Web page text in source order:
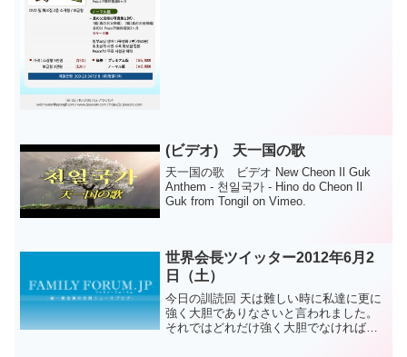
(ビデオ) 天一国の歌
天一国の歌 ビデオ New Cheon Il Guk
Anthem - 천일국가 - Hino do Cheon Il
Guk from Tongil on Vimeo.
世界会長ツイッター2012年6月2
日（土）
今日の訓読回 天は難しい時に私達に更に
強く大胆でありなさいと言われました。
それではどれだけ強く大胆でなければな